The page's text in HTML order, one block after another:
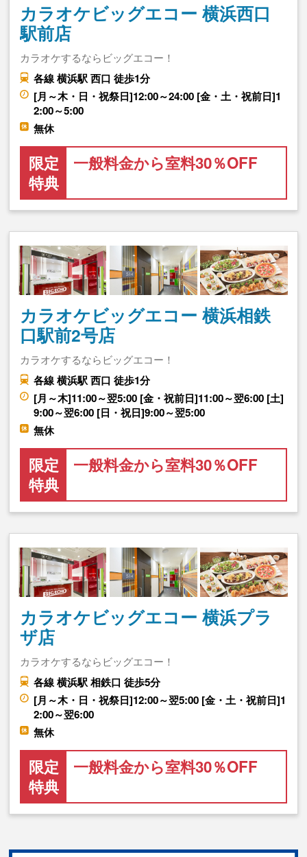
カラオケビッグエコー 横浜西口
駅前店
カラオケするならビッグエコー！
各線 横浜駅 西口 徒歩1分
[月～木・日・祝祭日]12:00～24:00 [金・土・祝前日]1
2:00～5:00
無休
限定
特典
一般料金から室料30％OFF
カラオケビッグエコー 横浜相鉄
口駅前2号店
カラオケするならビッグエコー！
各線 横浜駅 西口 徒歩1分
[月～木]11:00～翌5:00 [金・祝前日]11:00～翌6:00 [土]
9:00～翌6:00 [日・祝日]9:00～翌5:00
無休
限定
特典
一般料金から室料30％OFF
カラオケビッグエコー 横浜プラ
ザ店
カラオケするならビッグエコー！
各線 横浜駅 相鉄口 徒歩5分
[月～木・日・祝祭日]12:00～翌5:00 [金・土・祝前日]1
2:00～翌6:00
無休
限定
特典
一般料金から室料30％OFF